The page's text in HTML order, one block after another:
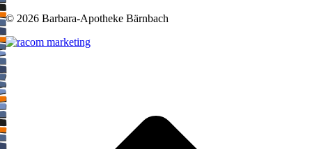
© 2026 Barbara-Apotheke Bärnbach